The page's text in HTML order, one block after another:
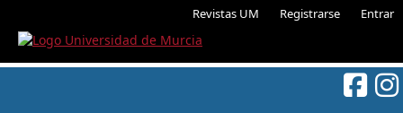
Revistas UM Registrarse Entrar